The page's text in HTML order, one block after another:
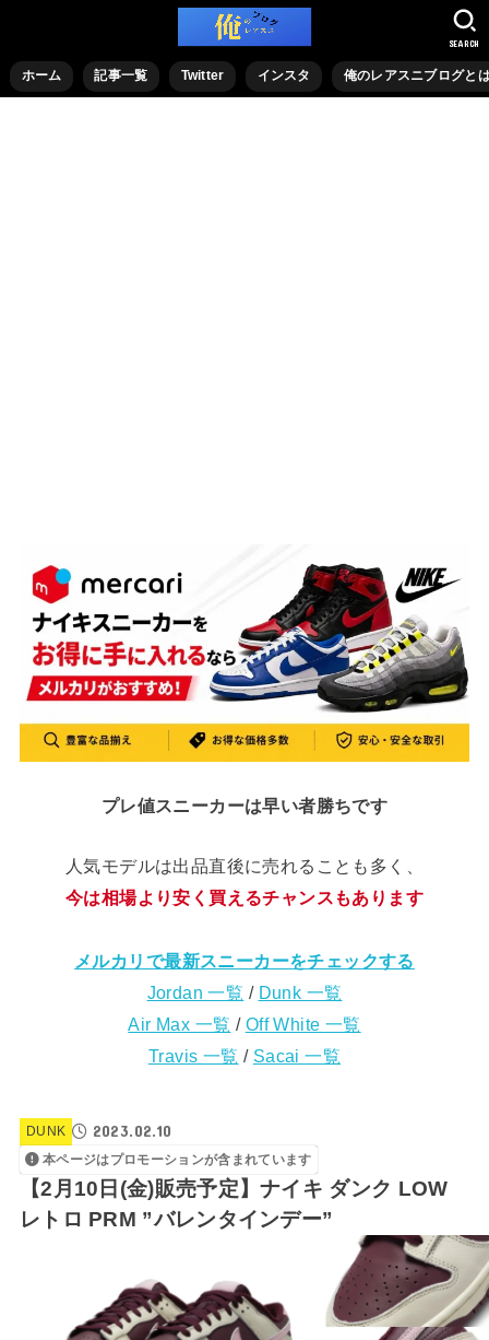
ホーム 記事一覧 Twitter インスタ 俺のレアスニブログと
SEARCH
プレ値スニーカーは早い者勝ちです
人気モデルは出品直後に売れることも多く、
今は相場より安く買えるチャンスもあります
メルカリで最新スニーカーをチェックする
Jordan 一覧 / Dunk 一覧
Air Max 一覧 / Off White 一覧
Travis 一覧 / Sacai 一覧
DUNK 2023.02.10
本ページはプロモーションが含まれています
【2月10日(金)販売予定】ナイキ ダンク LOW
レトロ PRM ”バレンタインデー”